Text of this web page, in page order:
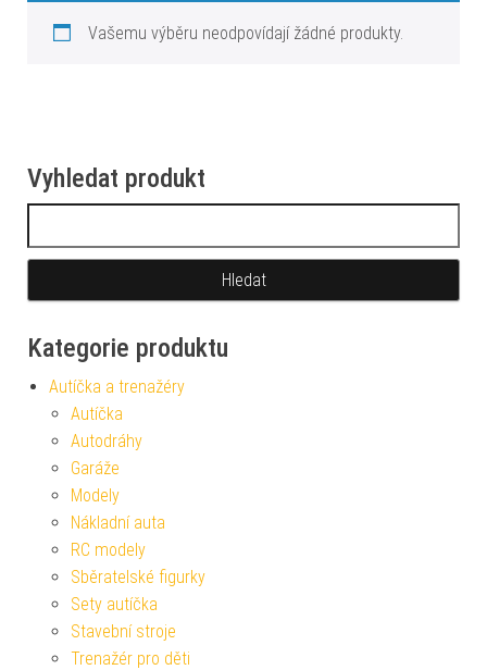
Vašemu výběru neodpovídají žádné produkty.
Vyhledat produkt
Kategorie produktu
Autíčka a trenažéry
Autíčka
Autodráhy
Garáže
Modely
Nákladní auta
RC modely
Sběratelské figurky
Sety autíčka
Stavební stroje
Trenažér pro děti